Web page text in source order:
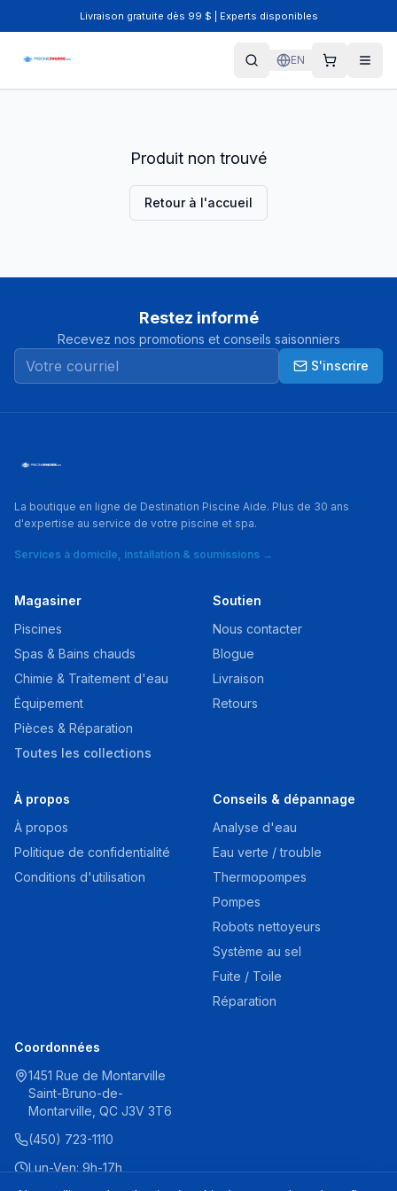
Livraison gratuite dès 99 $ | Experts disponibles
EN
Produit non trouvé
Retour à l'accueil
Restez informé
Recevez nos promotions et conseils saisonniers
S'inscrire
La boutique en ligne de Destination Piscine Aide. Plus de 30 ans
d'expertise au service de votre piscine et spa.
Services à domicile, installation & soumissions →
Magasiner
Piscines
Spas & Bains chauds
Chimie & Traitement d'eau
Équipement
Pièces & Réparation
Toutes les collections
Soutien
Nous contacter
Blogue
Livraison
Retours
À propos
À propos
Politique de confidentialité
Conditions d'utilisation
Conseils & dépannage
Analyse d'eau
Eau verte / trouble
Thermopompes
Pompes
Robots nettoyeurs
Système au sel
Fuite / Toile
Réparation
Coordonnées
1451 Rue de Montarville
Saint-Bruno-de-
Montarville, QC J3V 3T6
(450) 723-1110
Lun-Ven: 9h-17h